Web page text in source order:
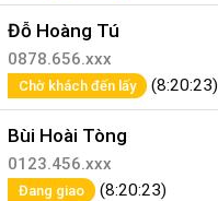
Đỗ Hoàng Tú
0878.656.xxx
Chờ khách đến lấy (8:20:23)
Bùi Hoài Tòng
0123.456.xxx
Đang giao (8:20:23)